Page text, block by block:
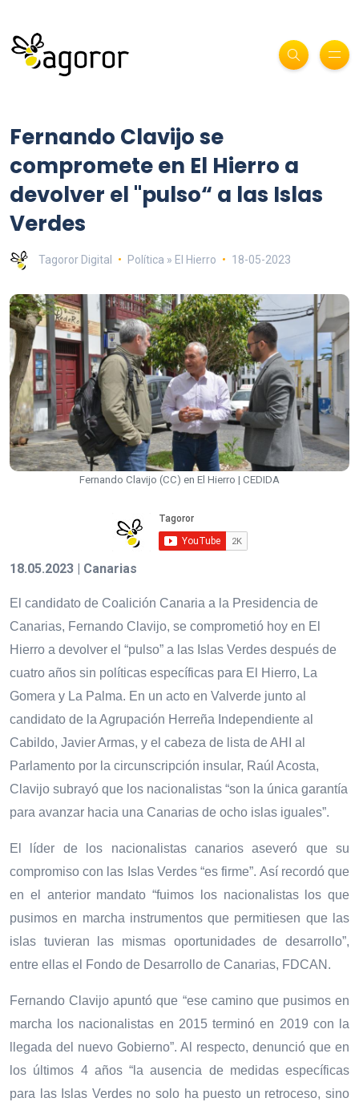
Fernando Clavijo se
compromete en El Hierro a
devolver el "pulso“ a las Islas
Verdes
Tagoror Digital Política » El Hierro 18-05-2023
Fernando Clavijo (CC) en El Hierro | CEDIDA
18.05.2023 | Canarias
El candidato de Coalición Canaria a la Presidencia de
Canarias, Fernando Clavijo, se comprometió hoy en El
Hierro a devolver el “pulso” a las Islas Verdes después de
cuatro años sin políticas específicas para El Hierro, La
Gomera y La Palma. En un acto en Valverde junto al
candidato de la Agrupación Herreña Independiente al
Cabildo, Javier Armas, y el cabeza de lista de AHI al
Parlamento por la circunscripción insular, Raúl Acosta,
Clavijo subrayó que los nacionalistas “son la única garantía
para avanzar hacia una Canarias de ocho islas iguales”.
El líder de los nacionalistas canarios aseveró que su
compromiso con las Islas Verdes “es firme”. Así recordó que
en el anterior mandato “fuimos los nacionalistas los que
pusimos en marcha instrumentos que permitiesen que las
islas tuvieran las mismas oportunidades de desarrollo”,
entre ellas el Fondo de Desarrollo de Canarias, FDCAN.
Fernando Clavijo apuntó que “ese camino que pusimos en
marcha los nacionalistas en 2015 terminó en 2019 con la
llegada del nuevo Gobierno”. Al respecto, denunció que en
los últimos 4 años “la ausencia de medidas específicas
para las Islas Verdes no solo ha puesto un retroceso, sino